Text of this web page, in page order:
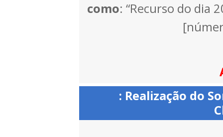
como: “Recurso do dia
: Realização do